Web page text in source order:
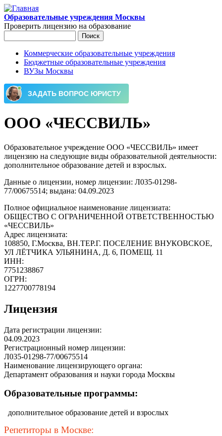
Перейти к основному содержанию
Образовательные учреждения Москвы
Проверить лицензию на образование
Главное меню
Коммерческие образовательные учреждения
Бюджетные образовательные учреждения
ВУЗы Москвы
ООО «ЧЕССВИЛЬ»
Образовательное учреждение ООО «ЧЕССВИЛЬ» имеет
лицензию на следующие виды образовательной деятельности:
дополнительное образование детей и взрослых.
Данные о лицензии, номер лицензии: Л035-01298-
77/00675514; выдана: 04.09.2023
Полное официальное наименование лицензиата:
ОБЩЕСТВО С ОГРАНИЧЕННОЙ ОТВЕТСТВЕННОСТЬЮ
«ЧЕССВИЛЬ»
Адрес лицензиата:
108850, Г.Москва, ВН.ТЕР.Г. ПОСЕЛЕНИЕ ВНУКОВСКОЕ,
УЛ ЛЁТЧИКА УЛЬЯНИНА, Д. 6, ПОМЕЩ. 11
ИНН:
7751238867
ОГРН:
1227700778194
Лицензия
Дата регистрации лицензии:
04.09.2023
Регистрационный номер лицензии:
Л035-01298-77/00675514
Наименование лицензирующего органа:
Департамент образования и науки города Москвы
Образовательные программы:
дополнительное образование детей и взрослых
Репетиторы в Москве: